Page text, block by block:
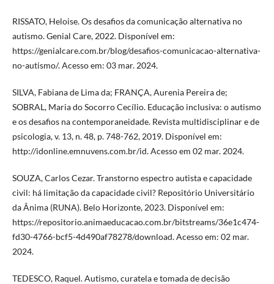
RISSATO, Heloise. Os desafios da comunicação alternativa no
autismo. Genial Care, 2022. Disponível em:
https://genialcare.com.br/blog/desafios-comunicacao-alternativa-
no-autismo/. Acesso em: 03 mar. 2024.
SILVA, Fabiana de Lima da; FRANÇA, Aurenia Pereira de;
SOBRAL, Maria do Socorro Cecílio. Educação inclusiva: o autismo
e os desafios na contemporaneidade. Revista multidisciplinar e de
psicologia, v. 13, n. 48, p. 748-762, 2019. Disponível em:
http://idonline.emnuvens.com.br/id. Acesso em 02 mar. 2024.
SOUZA, Carlos Cezar. Transtorno espectro autista e capacidade
civil: há limitação da capacidade civil? Repositório Universitário
da Ânima (RUNA). Belo Horizonte, 2023. Disponível em:
https://repositorio.animaeducacao.com.br/bitstreams/36e1c474-
fd30-4766-bcf5-4d490af78278/download. Acesso em: 02 mar.
2024.
TEDESCO, Raquel. Autismo, curatela e tomada de decisão